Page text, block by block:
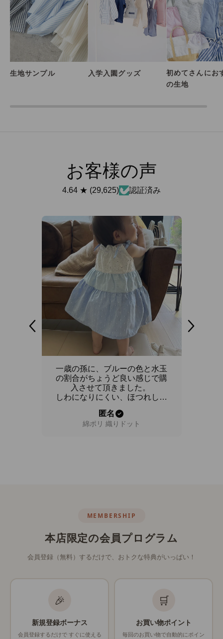
生地サンプル 入学入園グッズ
初めてさんにお
の生地
お客様の声
4.64 ★ (29,625) 認証済み
一歳の孫に、ブルーの色と水玉
の割合がちょうど良い感じで購
入させて頂きました。
しわになりにくい、ほつれしに
入りました。
サンドレスは白水玉で、パンツ
匿名
綿ポリ 織りドット
MEMBERSHIP
本店限定の会員プログラム
会員登録（無料）するだけで、おトクな特典がいっぱい！
🎉
新規登録ボーナス
会員登録するだけで すぐに使える
🛒
お買い物ポイント
毎回のお買い物で自動的にポイン